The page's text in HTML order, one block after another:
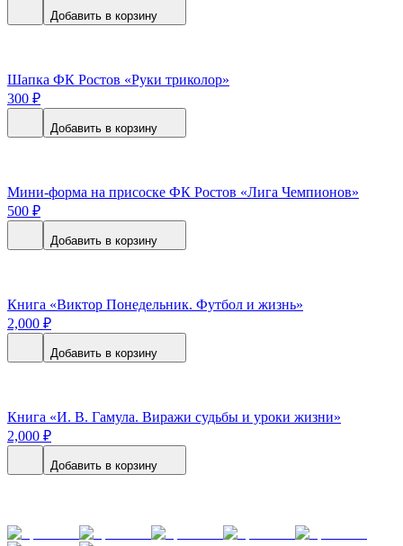
Добавить в корзину
Шапка ФК Ростов «Руки триколор»
300 ₽
Добавить в корзину
Мини-форма на присоске ФК Ростов «Лига Чемпионов»
500 ₽
Добавить в корзину
Книга «Виктор Понедельник. Футбол и жизнь»
2,000 ₽
Добавить в корзину
Книга «И. В. Гамула. Виражи судьбы и уроки жизни»
2,000 ₽
Добавить в корзину